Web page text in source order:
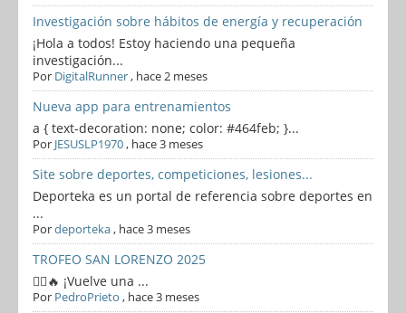
Investigación sobre hábitos de energía y recuperación
¡Hola a todos! Estoy haciendo una pequeña
investigación...
Por DigitalRunner , hace 2 meses
Nueva app para entrenamientos
a { text-decoration: none; color: #464feb; }...
Por JESUSLP1970 , hace 3 meses
Site sobre deportes, competiciones, lesiones...
Deporteka es un portal de referencia sobre deportes en
...
Pordeporteka , hace 3 meses
TROFEO SAN LORENZO 2025
🏃‍♂️🔥 ¡Vuelve una ...
Por PedroPrieto , hace 3 meses